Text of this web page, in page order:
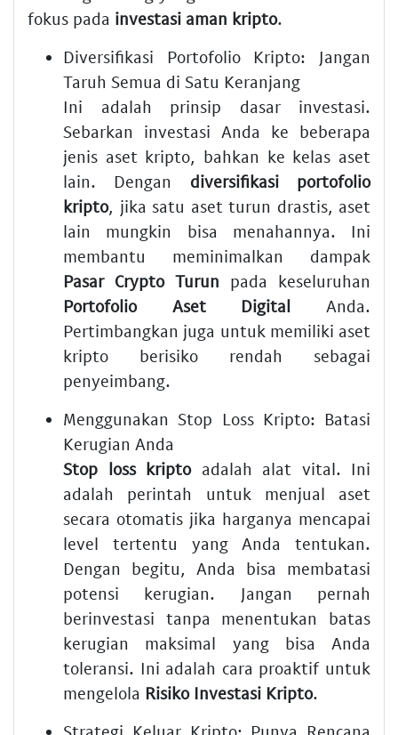
fokus pada investasi aman kripto.
Diversifikasi Portofolio Kripto: Jangan
Taruh Semua di Satu Keranjang
Ini adalah prinsip dasar investasi.
Sebarkan investasi Anda ke beberapa
jenis aset kripto, bahkan ke kelas aset
lain. Dengan diversifikasi portofolio
kripto, jika satu aset turun drastis, aset
lain mungkin bisa menahannya. Ini
membantu meminimalkan dampak
Pasar Crypto Turun pada keseluruhan
Portofolio Aset Digital Anda.
Pertimbangkan juga untuk memiliki aset
kripto berisiko rendah sebagai
penyeimbang.
Menggunakan Stop Loss Kripto: Batasi
Kerugian Anda
Stop loss kriptoadalah alat vital. Ini
adalah perintah untuk menjual aset
secara otomatis jika harganya mencapai
level tertentu yang Anda tentukan.
Dengan begitu, Anda bisa membatasi
potensi kerugian. Jangan pernah
berinvestasi tanpa menentukan batas
kerugian maksimal yang bisa Anda
toleransi. Ini adalah cara proaktif untuk
mengelola Risiko Investasi Kripto.